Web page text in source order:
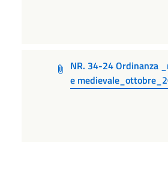
NR. 34-24 Ordinanza
e